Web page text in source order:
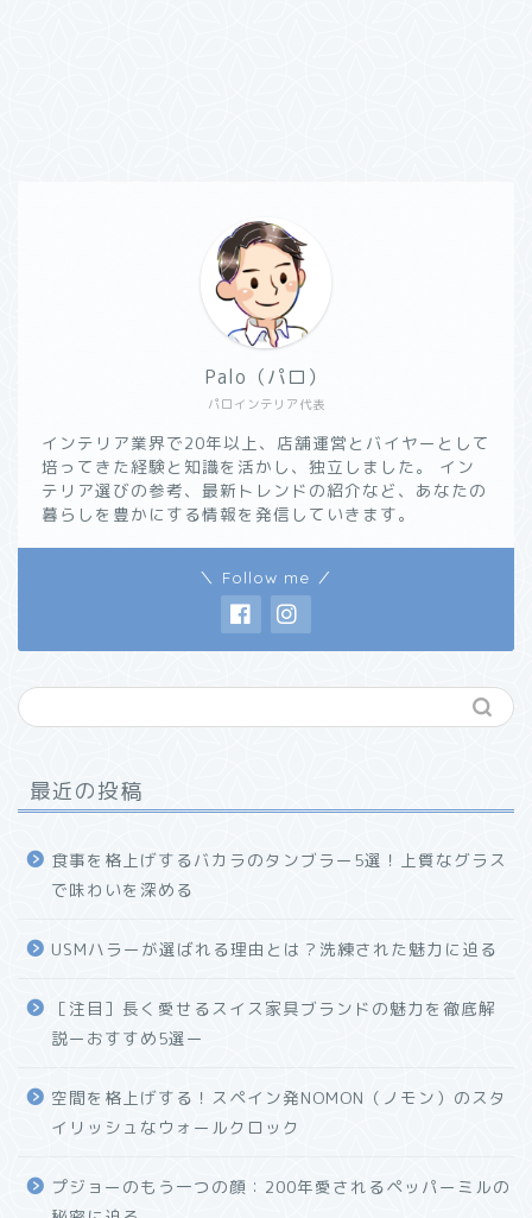
パロインテリア代表
Palo（パロ）
インテリア業界で20年以上、店舗運営とバイヤーとして
培ってきた経験と知識を活かし、独立しました。 イン
テリア選びの参考、最新トレンドの紹介など、あなたの
暮らしを豊かにする情報を発信していきます。
＼ Follow me ／
最近の投稿
食事を格上げするバカラのタンブラー5選！上質なグラス
で味わいを深める
USMハラーが選ばれる理由とは？洗練された魅力に迫る
［注目］長く愛せるスイス家具ブランドの魅力を徹底解
説ーおすすめ5選ー
空間を格上げする！スペイン発NOMON（ノモン）のスタ
イリッシュなウォールクロック
プジョーのもう一つの顔：200年愛されるペッパーミルの